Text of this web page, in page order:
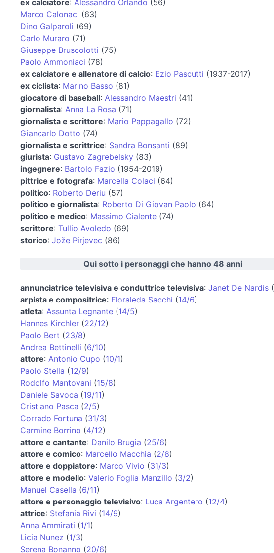
ex calciatore: Alessandro Orlando (56)
Marco Calonaci (63)
Dino Galparoli (69)
Carlo Muraro (71)
Giuseppe Bruscolotti (75)
Paolo Ammoniaci (78)
ex calciatore e allenatore di calcio: Ezio Pascutti (1937-2017)
ex ciclista: Marino Basso (81)
giocatore di baseball: Alessandro Maestri (41)
giornalista: Anna La Rosa (71)
giornalista e scrittore: Mario Pappagallo (72)
Giancarlo Dotto (74)
giornalista e scrittrice: Sandra Bonsanti (89)
giurista: Gustavo Zagrebelsky(83)
ingegnere: Bartolo Fazio (1954-2019)
pittrice e fotografa: Marcella Colaci (64)
politico: Roberto Deriu (57)
politico e giornalista: Roberto Di Giovan Paolo (64)
politico e medico: Massimo Cialente(74)
scrittore: Tullio Avoledo (69)
storico: Jože Pirjevec (86)
Qui sotto i personaggi che hanno 48 anni
annunciatrice televisiva e conduttrice televisiva: Janet De Nardis(
arpista e compositrice: Floraleda Sacchi (14/6)
atleta: Assunta Legnante(14/5)
Hannes Kirchler(22/12)
Paolo Bert (23/8)
Andrea Bettinelli (6/10)
attore: Antonio Cupo (10/1)
Paolo Stella (12/9)
Rodolfo Mantovani (15/8)
Daniele Savoca (19/11)
Cristiano Pasca (2/5)
Corrado Fortuna (31/3)
Carmine Borrino (4/12)
attore e cantante: Danilo Brugia (25/6)
attore e comico: Marcello Macchia (2/8)
attore e doppiatore: Marco Vivio (31/3)
attore e modello: Valerio Foglia Manzillo (3/2)
Manuel Casella (6/11)
attore e personaggio televisivo: Luca Argentero (12/4)
attrice: Stefania Rivi (14/9)
Anna Ammirati (1/1)
Licia Nunez (1/3)
Serena Bonanno (20/6)